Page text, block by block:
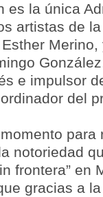
es la única
artistas de
e impulsor
del
para
notoriedad
frontera” en
gracias a